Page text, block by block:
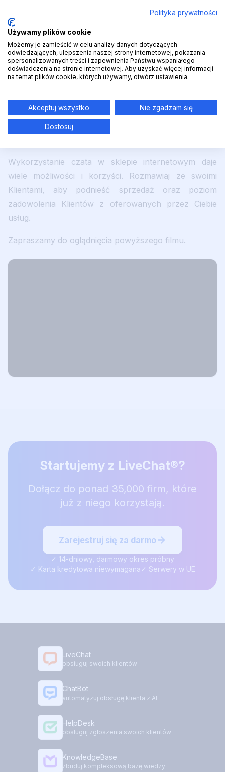
LiveChat – korzyści dla
sklepów internetowych
Wykorzystanie czata w sklepie internetowym daje
wiele możliwości i korzyści. Rozmawiaj ze swoimi
Klientami, aby podnieść sprzedaż oraz poziom
zadowolenia Klientów z oferowanych przez Ciebie
usług.
Zapraszamy do oglądnięcia powyższego filmu.
Startujemy z LiveChat®?
Dołącz do ponad 35,000 firm, które
już z niego korzystają.
Zarejestruj się za darmo
✓ 14-dniowy, darmowy okres próbny
✓ Karta kredytowa niewymagana✓ Serwery w UE
LiveChat
obsługuj swoich klientów
ChatBot
automatyzuj obsługę klienta z AI
HelpDesk
obsługuj zgłoszenia swoich klientów
KnowledgeBase
zbuduj kompleksową bazę wiedzy
Polityka prywatności
Używamy plików cookie
Możemy je zamieścić w celu analizy danych dotyczących
odwiedzających, ulepszenia naszej strony internetowej, pokazania
spersonalizowanych treści i zapewnienia Państwu wspaniałego
doświadczenia na stronie internetowej. Aby uzyskać więcej informacji
na temat plików cookie, których używamy, otwórz ustawienia.
Akceptuj wszystko Nie zgadzam się
Dostosuj